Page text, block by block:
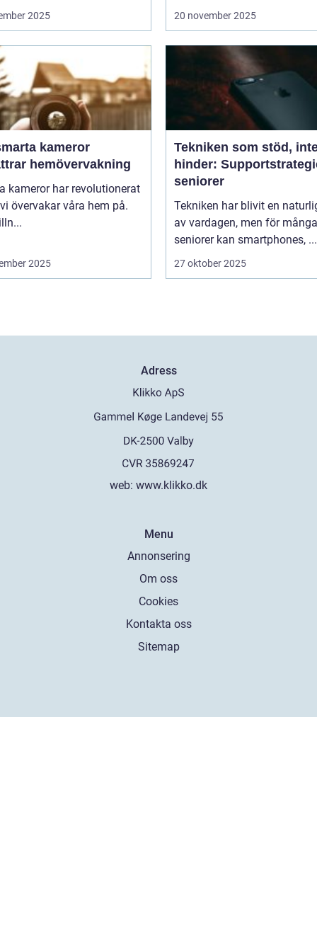
2025 20 november 2025
kameror
hemövervakning
kameror har revolutionerat
övervakar våra hem på.
2025
Tekniken som stöd,
hinder:
seniorer
Tekniken har blivit en
av vardagen, men för många
seniorer kan smartphones, ...
27 oktober 2025
Adress
web: www.klikko.dk
Menu
Annonsering
Om oss
Cookies
Kontakta oss
Sitemap